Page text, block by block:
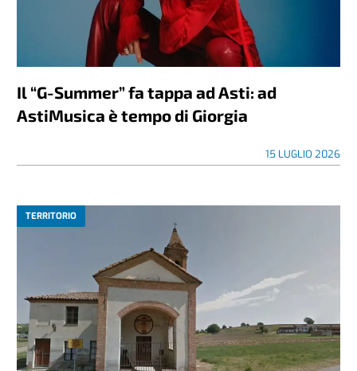
Il “G-Summer” fa tappa ad Asti: ad
AstiMusica è tempo di Giorgia
15 LUGLIO 2026
TERRITORIO